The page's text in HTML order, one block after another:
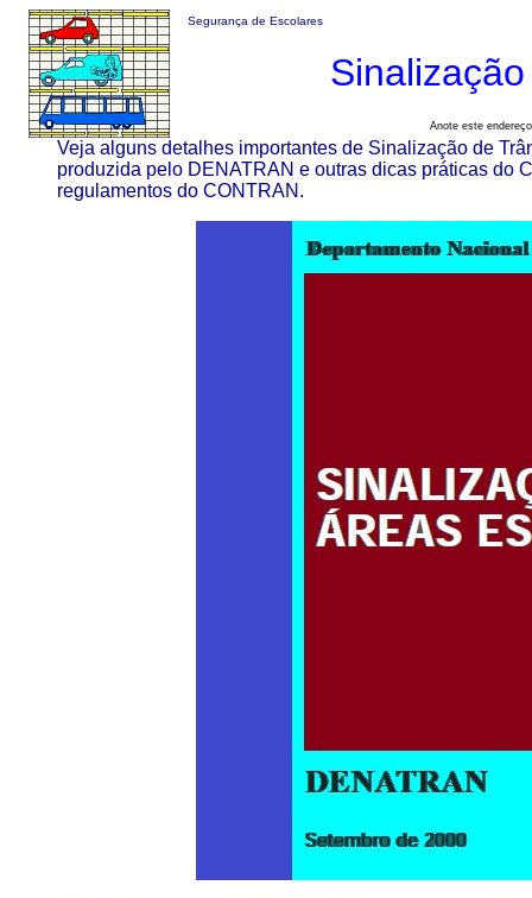
Segurança de Escolares
Anote este
Veja alguns detalhes importantes de Sinalização de
produzida pelo DENATRAN e outras dicas práticas do
regulamentos do CONTRAN.